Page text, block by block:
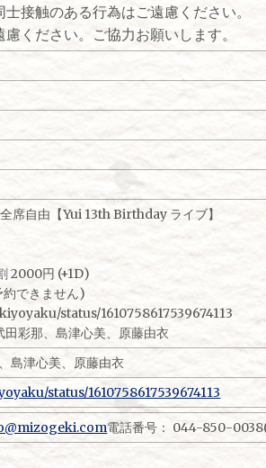
接触のある行為はご遠慮ください。
ください。ご協力お願いします。
席自由【Yui 13th Birthday ライブ】
2000円 (+1D)
できません)
status/1610758617539674113
彩那、島津心美、原藤由衣
島津心美、原藤由衣
status/1610758617539674113
電話番号： 044-850-